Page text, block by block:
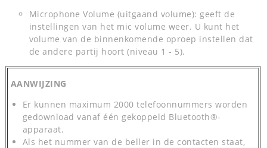
Microphone Volume (uitgaand volume): geeft de
instellingen van het mic volume weer. U kunt het
volume van de binnenkomende oproep instellen dat
de andere partij hoort (niveau 1 - 5).
AANWIJZING
Er kunnen maximum 2000 telefoonnummers worden
gedownload vanaf één gekoppeld Bluetooth®-
apparaat.
Als het nummer van de beller in de contacten staat,